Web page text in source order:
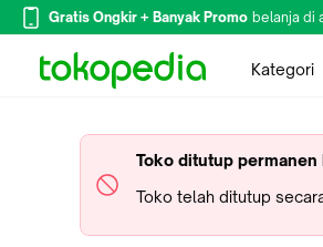
Gratis Ongkir + Banyak Promo belanja di
Kategori
Toko ditutup permanen
Toko telah ditutup